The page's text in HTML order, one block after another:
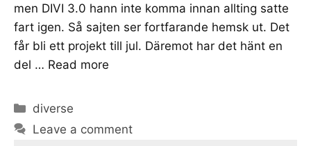
men DIVI 3.0 hann inte komma innan allting satte
fart igen. Så sajten ser fortfarande hemsk ut. Det
får bli ett projekt till jul. Däremot har det hänt en
del … Read more
Categories
diverse
Leave a comment